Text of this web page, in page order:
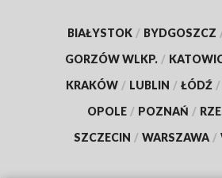
BIAŁYSTOK / BYDGOSZCZ
GORZÓW WLKP. /
KRAKÓW / LUBLIN / ŁÓDŹ /
OPOLE / POZNAŃ /
SZCZECIN / WARSZAWA /